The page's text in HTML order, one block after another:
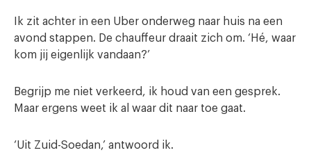
Ik zit achter in een Uber onderweg naar huis na een
avond stappen. De chauffeur draait zich om. ‘Hé, waar
kom jij eigenlijk vandaan?’
Begrijp me niet verkeerd, ik houd van een gesprek.
Maar ergens weet ik al waar dit naar toe gaat.
‘Uit Zuid-Soedan,’ antwoord ik.